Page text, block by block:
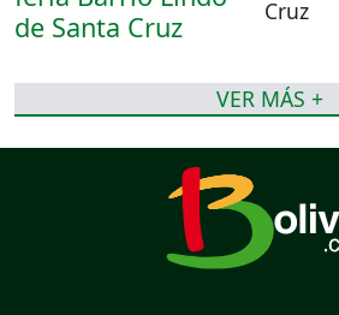
Cruz
VER MÁS +